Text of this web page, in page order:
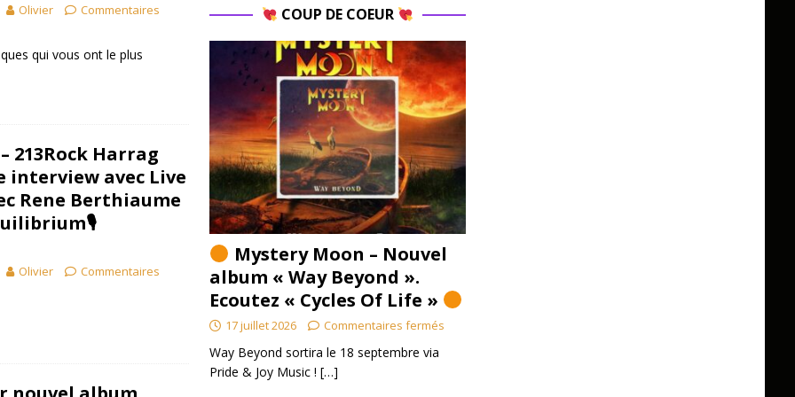
Olivier Commentaires
qui vous ont le plus
213Rock Harrag
interview avec Live
Rene Berthiaume
Olivier Commentaires
COUP DE COEUR
Mystery Moon – Nouvel
album « Way Beyond ».
Ecoutez « Cycles Of Life »
17 juillet 2026 Commentaires fermés
Way Beyond sortira le 18 septembre via
Pride & Joy Music ! […]